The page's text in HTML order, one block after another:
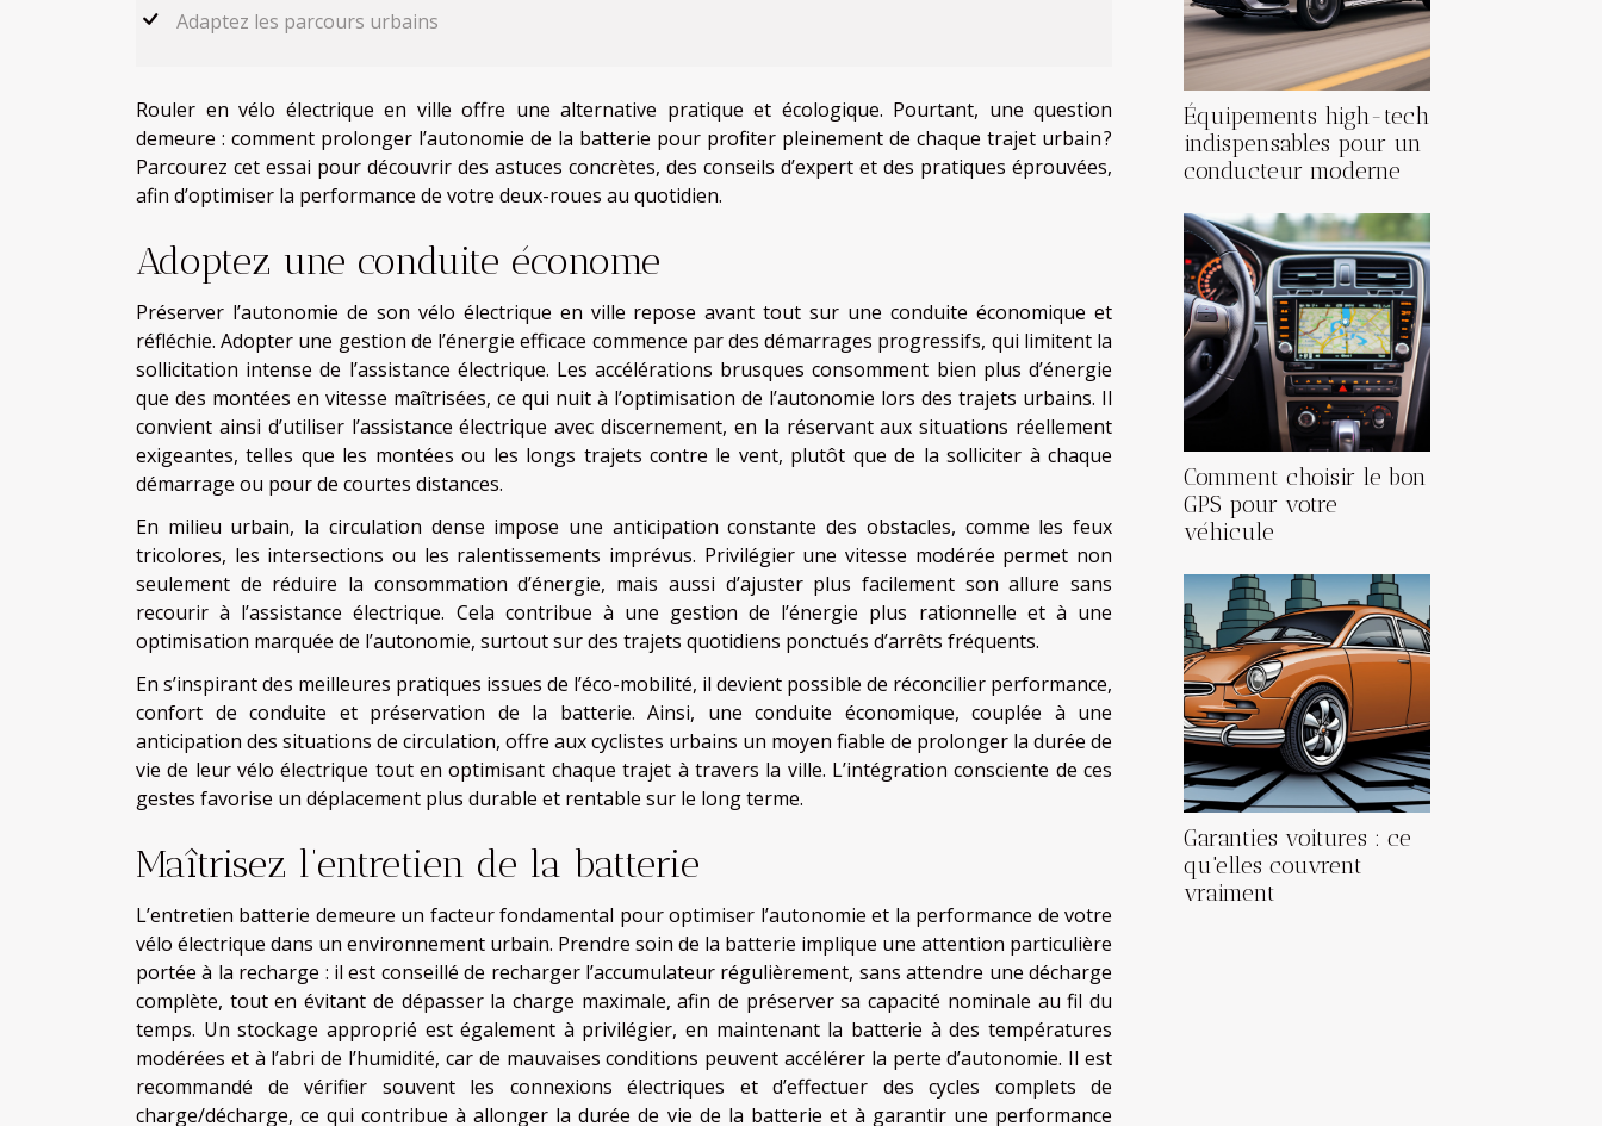
Adaptez les parcours urbains
Rouler en vélo électrique en ville offre une alternative pratique et écologique. Pourtant, une question
demeure : comment prolonger l’autonomie de la batterie pour profiter pleinement de chaque trajet urbain ?
Parcourez cet essai pour découvrir des astuces concrètes, des conseils d’expert et des pratiques éprouvées,
afin d’optimiser la performance de votre deux-roues au quotidien.
Adoptez une conduite économe
Préserver l’autonomie de son vélo électrique en ville repose avant tout sur une conduite économique et
réfléchie. Adopter une gestion de l’énergie efficace commence par des démarrages progressifs, qui limitent la
sollicitation intense de l’assistance électrique. Les accélérations brusques consomment bien plus d’énergie
que des montées en vitesse maîtrisées, ce qui nuit à l’optimisation de l’autonomie lors des trajets urbains. Il
convient ainsi d’utiliser l’assistance électrique avec discernement, en la réservant aux situations réellement
exigeantes, telles que les montées ou les longs trajets contre le vent, plutôt que de la solliciter à chaque
démarrage ou pour de courtes distances.
En milieu urbain, la circulation dense impose une anticipation constante des obstacles, comme les feux
tricolores, les intersections ou les ralentissements imprévus. Privilégier une vitesse modérée permet non
seulement de réduire la consommation d’énergie, mais aussi d’ajuster plus facilement son allure sans
recourir à l’assistance électrique. Cela contribue à une gestion de l’énergie plus rationnelle et à une
optimisation marquée de l’autonomie, surtout sur des trajets quotidiens ponctués d’arrêts fréquents.
En s’inspirant des meilleures pratiques issues de l’éco-mobilité, il devient possible de réconcilier performance,
confort de conduite et préservation de la batterie. Ainsi, une conduite économique, couplée à une
anticipation des situations de circulation, offre aux cyclistes urbains un moyen fiable de prolonger la durée de
vie de leur vélo électrique tout en optimisant chaque trajet à travers la ville. L’intégration consciente de ces
gestes favorise un déplacement plus durable et rentable sur le long terme.
Maîtrisez l’entretien de la batterie
L’entretien batterie demeure un facteur fondamental pour optimiser l’autonomie et la performance de votre
vélo électrique dans un environnement urbain. Prendre soin de la batterie implique une attention particulière
portée à la recharge : il est conseillé de recharger l’accumulateur régulièrement, sans attendre une décharge
complète, tout en évitant de dépasser la charge maximale, afin de préserver sa capacité nominale au fil du
temps. Un stockage approprié est également à privilégier, en maintenant la batterie à des températures
modérées et à l’abri de l’humidité, car de mauvaises conditions peuvent accélérer la perte d’autonomie. Il est
recommandé de vérifier souvent les connexions électriques et d’effectuer des cycles complets de
charge/décharge, ce qui contribue à allonger la durée de vie de la batterie et à garantir une performance
Équipements high-tech
indispensables pour un
conducteur moderne
Comment choisir le bon
GPS pour votre
véhicule
Garanties voitures : ce
qu'elles couvrent
vraiment